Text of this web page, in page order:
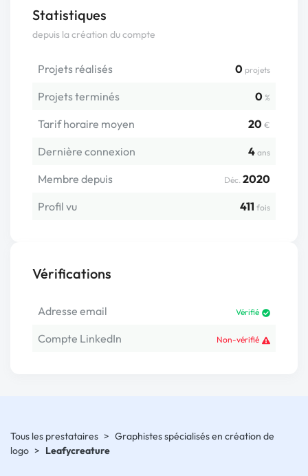
Statistiques
depuis la création du compte
Projets réalisés 0 projets
Projets terminés 0 %
Tarif horaire moyen 20 €
Dernière connexion 4 ans
Membre depuis Déc. 2020
Profil vu
411 fois
Vérifications
Adresse email Vérifié
Compte LinkedIn Non-vérifié
Tous les prestataires > Graphistes spécialisés en création de
logo > Leafycreature